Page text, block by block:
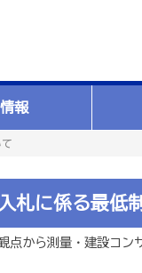
報
札に係る最低
から測量・建設コン